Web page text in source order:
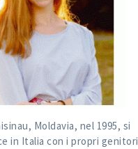
Moldavia, nel 1995, si
in Italia con i propri genitori